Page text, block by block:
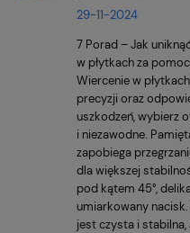
29-11-2024
7 Porad – Jak
w płytkach za
Wiercenie w
precyzji oraz
uszkodzeń, wybierz
i niezawodne.
zapobiega
dla większej
pod kątem 45°,
umiarkowany nacisk.
jest czysta i